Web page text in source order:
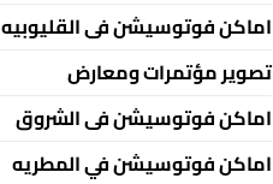
اماكن فوتوسيشن فى القليوبيه
تصوير مؤتمرات ومعارض
اماكن فوتوسيشن فى الشروق
اماكن فوتوسيشن في المطريه